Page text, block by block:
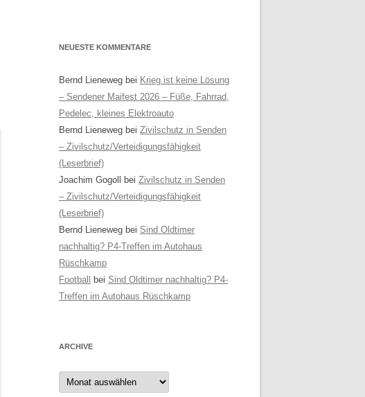
NEUESTE KOMMENTARE
Bernd Lieneweg bei Krieg ist keine Lösung
– Sendener Maifest 2026 – Füße, Fahrrad,
Pedelec, kleines Elektroauto
Bernd Lieneweg bei Zivilschutz in Senden
– Zivilschutz/Verteidigungsfähigkeit
(Leserbrief)
Joachim Gogoll
bei Zivilschutz in Senden
– Zivilschutz/Verteidigungsfähigkeit
(Leserbrief)
Bernd Lieneweg bei Sind Oldtimer
nachhaltig? P4-Treffen im Autohaus
Rüschkamp
Football
bei Sind Oldtimer nachhaltig? P4-
Treffen im Autohaus Rüschkamp
ARCHIVE
Archive